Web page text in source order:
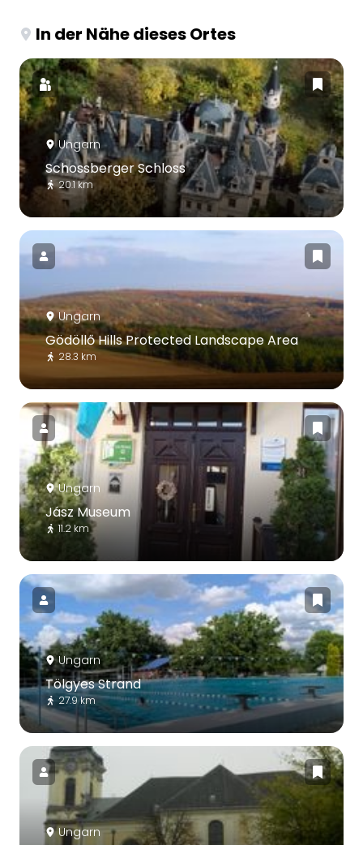
In der Nähe dieses Ortes
Ungarn
Schossberger Schloss
20.1 km
Ungarn
Gödöllő Hills Protected Landscape Area
28.3 km
Ungarn
Jász Museum
11.2 km
Ungarn
Tölgyes Strand
27.9 km
Ungarn